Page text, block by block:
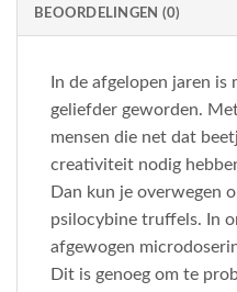
BEOORDELINGEN (0)
In de afgelopen jaren is
geliefder geworden.
mensen die net dat
creativiteit nodig
Dan kun je overwegen
psilocybine truffels. In
afgewogen
Dit is genoeg om te